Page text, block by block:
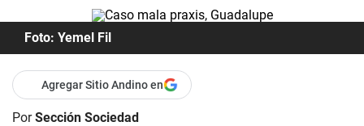
Foto: Yemel Fil
Agregar Sitio Andino en
PorSección Sociedad